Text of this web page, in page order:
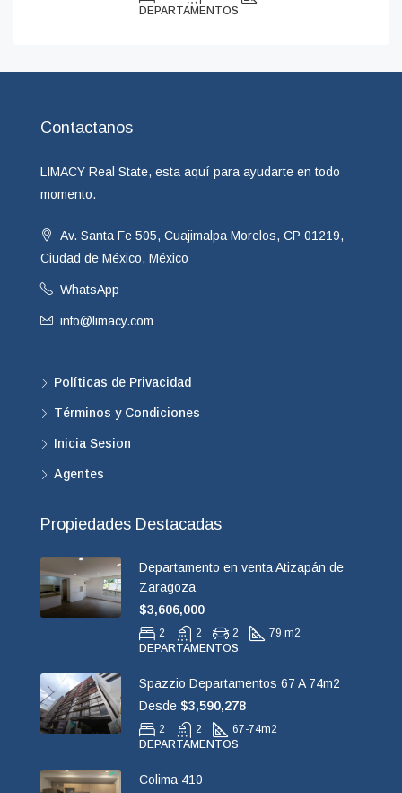
DEPARTAMENTOS
Contactanos
LIMACY Real State, esta aquí para ayudarte en todo
momento.
Av. Santa Fe 505, Cuajimalpa Morelos, CP 01219,
Ciudad de México, México
WhatsApp
info@limacy.com
Políticas de Privacidad
Términos y Condiciones
Inicia Sesion
Agentes
Propiedades Destacadas
Departamento en venta Atizapán de
Zaragoza
$3,606,000
2 2 2
79 m2
DEPARTAMENTOS
Spazzio Departamentos 67 A 74m2
Desde $3,590,278
2 2 67-74m2
DEPARTAMENTOS
Colima 410